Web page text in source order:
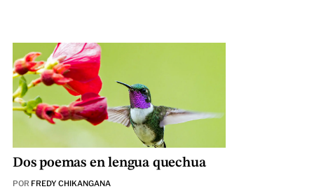
Dos poemas en lengua quechua
POR FREDY CHIKANGANA